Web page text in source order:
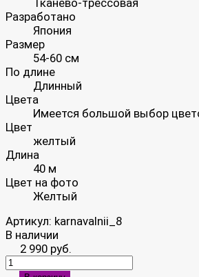
Разработано
Япония
Размер
54-60 см
По длине
Длинный
Цвета
Имеется большой выбор
Цвет
желтый
Длина
40 м
Цвет на фото
Желтый
Артикул: karnavalnii_8
В наличии
2 990 руб.